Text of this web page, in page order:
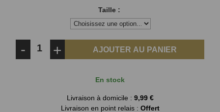
Taille :
- + AJOUTER AU PANIER
En stock
Livraison à domicile : 9,99 €
Livraison en point relais : Offert